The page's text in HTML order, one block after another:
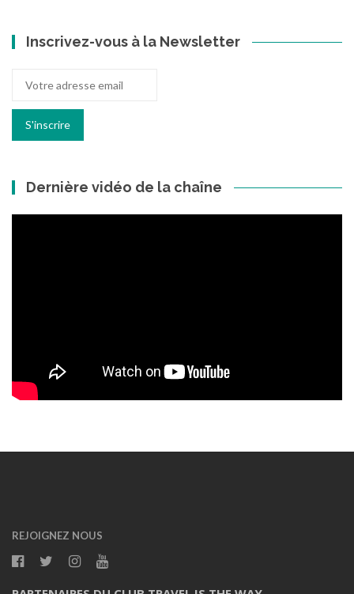
Inscrivez-vous à la Newsletter
Dernière vidéo de la chaîne
REJOIGNEZ NOUS